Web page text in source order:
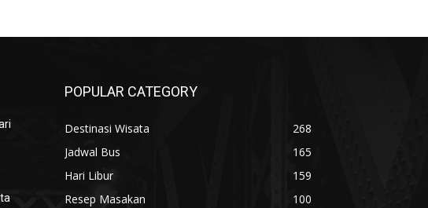
POPULAR CATEGORY
Destinasi Wisata
268
Jadwal Bus
165
Hari Libur
159
Resep Masakan
100